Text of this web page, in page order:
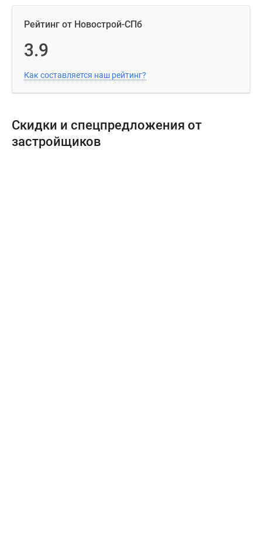
Рейтинг от Новострой-СПб
3.9
Как составляется наш рейтинг?
Скидки и спецпредложения от
застройщиков